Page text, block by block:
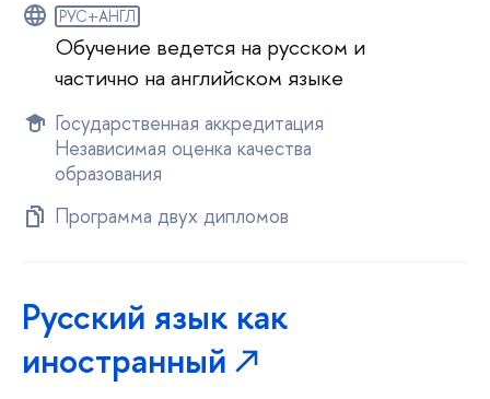
РУС+АНГЛ
Обучение ведется на русском и
частично на английском языке
Государственная аккредитация
Независимая оценка качества
образования
Программа двух дипломов
Русский язык как
иностранный